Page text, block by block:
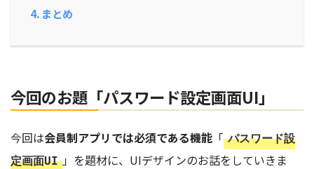
4. まとめ
今回のお題「パスワード設定画面UI」
今回は会員制アプリでは必須である機能 「 パスワード設
定画面UI 」を題材に、UIデザインのお話をしていきま